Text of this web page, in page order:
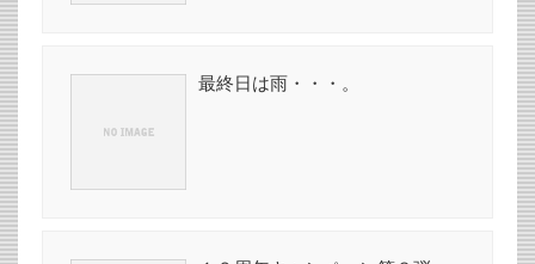
最終日は雨・・・。